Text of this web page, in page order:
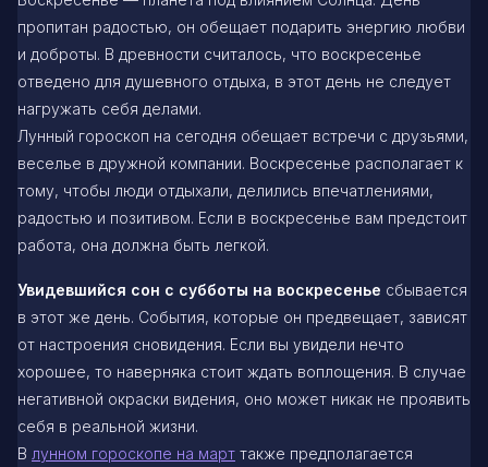
пропитан радостью, он обещает подарить энергию любви
и доброты. В древности считалось, что воскресенье
отведено для душевного отдыха, в этот день не следует
нагружать себя делами.
Лунный гороскоп на сегодня обещает встречи с друзьями,
веселье в дружной компании. Воскресенье располагает к
тому, чтобы люди отдыхали, делились впечатлениями,
радостью и позитивом. Если в воскресенье вам предстоит
работа, она должна быть легкой.
Увидевшийся сон с субботы на воскресенье сбывается
в этот же день. События, которые он предвещает, зависят
от настроения сновидения. Если вы увидели нечто
хорошее, то наверняка стоит ждать воплощения. В случае
негативной окраски видения, оно может никак не проявить
себя в реальной жизни.
В лунном гороскопе на март также предполагается